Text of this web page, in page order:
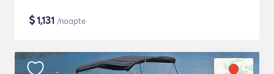
$1,131 /noapte